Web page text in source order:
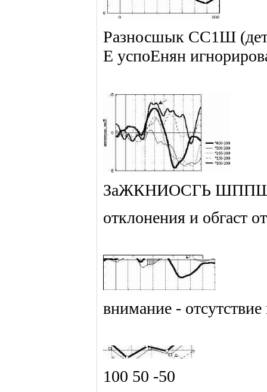
Разносшык СС1Ш
Е успоЕнян
ЗаЖКНИОСГЬ
отклонения и обгаст
внимание -
100 50 -50